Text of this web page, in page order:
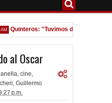
"Tuvimos dos errores, nos
al Oscar
, cine,
, Guillermo
p.m.